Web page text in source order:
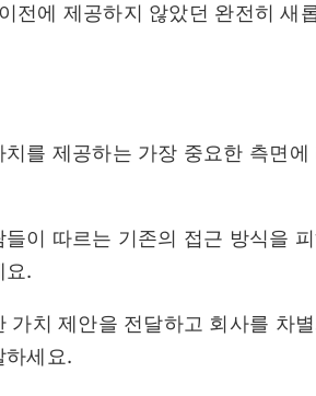
전에 제공하지 않았던 완전히 새
를 제공하는 가장 중요한 측면에
이 따르는 기존의 접근 방식을
요.
가치 제안을 전달하고 회사를 차
하세요.